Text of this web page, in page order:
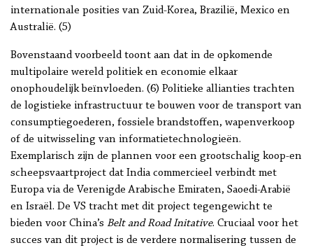
internationale posities van Zuid-Korea, Brazilië, Mexico en
Australië. (5)
Bovenstaand voorbeeld toont aan dat in de opkomende
multipolaire wereld politiek en economie elkaar
onophoudelijk beïnvloeden. (6) Politieke allianties trachten
de logistieke infrastructuur te bouwen voor de transport van
consumptiegoederen, fossiele brandstoffen, wapenverkoop
of de uitwisseling van informatietechnologieën.
Exemplarisch zijn de plannen voor een grootschalig koop-en
scheepsvaartproject dat India commercieel verbindt met
Europa via de Verenigde Arabische Emiraten, Saoedi-Arabië
en Israël. De VS tracht met dit project tegengewicht te
bieden voor China’s Belt and Road Initative. Cruciaal voor het
succes van dit project is de verdere normalisering tussen de